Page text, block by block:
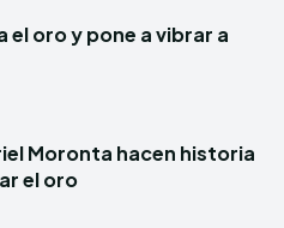
el oro y pone a vibrar a
Moronta hacen historia
el oro